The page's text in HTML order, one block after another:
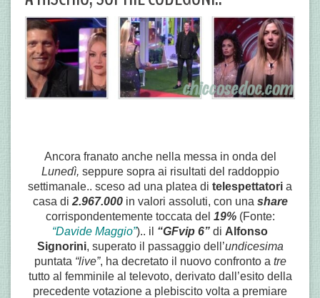
Ancora franato anche nella messa in onda del
Lunedì, seppure sopra ai risultati del raddoppio
settimanale.. sceso ad una platea di telespettatori a
casa di 2.967.000 in valori assoluti, con una share
corrispondentemente toccata del 19%(Fonte:
“Davide Maggio”).. il “GFvip 6” di Alfonso
Signorini, superato il passaggio dell’undicesima
puntata “live”, ha decretato il nuovo confronto a tre
tutto al femminile al televoto, derivato dall’esito della
precedente votazione a plebiscito volta a premiare